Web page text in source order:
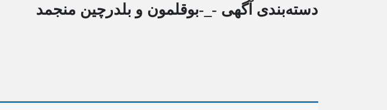
دسته‌بندی آگهی -_-بوقلمون و بلدرچین منجمد